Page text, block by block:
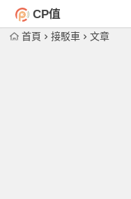
CP值
首頁 接駁車 文章